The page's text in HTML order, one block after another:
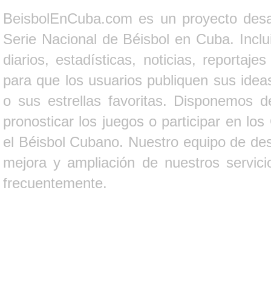
BeisbolEnCuba.com es un proyecto
Serie Nacional de Béisbol en Cuba.
diarios, estadísticas, noticias,
para que los usuarios publiquen sus
o sus estrellas favoritas. Disponemos
pronosticar los juegos o participar en
el Béisbol Cubano. Nuestro equipo de
mejora y ampliación de nuestros
frecuentemente.